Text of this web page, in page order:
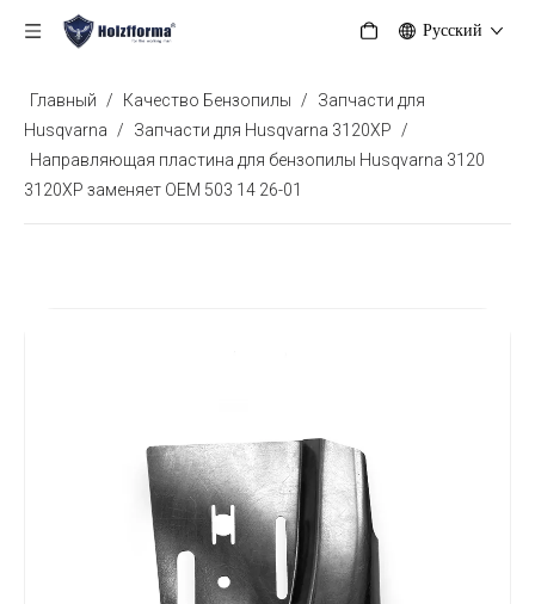
Pусский
Главный / Качество Бензопилы /
Запчасти для
Husqvarna
/ Запчасти для Husqvarna 3120XP
/
Направляющая пластина для бензопилы Husqvarna 3120
3120XP заменяет OEM 503 14 26-01